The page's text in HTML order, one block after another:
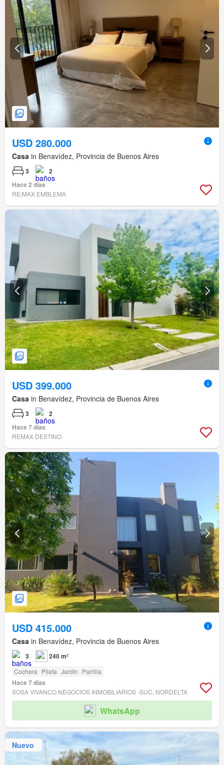
USD 280.000
Casa in Benavídez, Provincia de Buenos Aires
3
2
Hace 2 días
RE/MAX EMBLEMA
USD 399.000
Casa in Benavídez, Provincia de Buenos Aires
3
2
Hace 7 días
REMAX DESTINO
USD 415.000
Casa in Benavídez, Provincia de Buenos Aires
3 240 m²
Cochera Pileta Jardín Parrilla
Hace 7 días
SOSA VIVANCO NEGOCIOS INMOBILIARIOS -SUC. NORDELTA
WhatsApp
Nuevo